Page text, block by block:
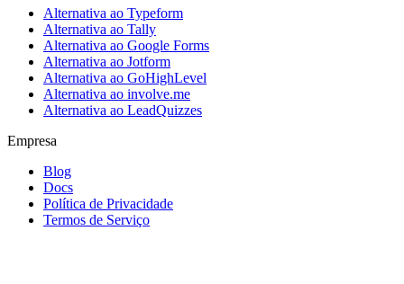
Alternativa ao Typeform
Alternativa ao Tally
Alternativa ao Google Forms
Alternativa ao Jotform
Alternativa ao GoHighLevel
Alternativa ao involve.me
Alternativa ao LeadQuizzes
Empresa
Blog
Docs
Política de Privacidade
Termos de Serviço